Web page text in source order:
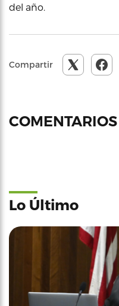
del año.
Compartir
COMENTARIOS
Lo Último